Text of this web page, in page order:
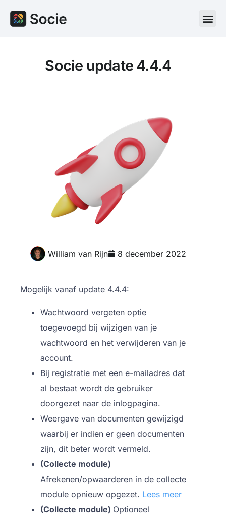
Socie update 4.4.4
William van Rijn 8 december 2022
Mogelijk vanaf update 4.4.4:
Wachtwoord vergeten optie
toegevoegd bij wijzigen van je
wachtwoord en het verwijderen van je
account.
Bij registratie met een e-mailadres dat
al bestaat wordt de gebruiker
doorgezet naar de inlogpagina.
Weergave van documenten gewijzigd
waarbij er indien er geen documenten
zijn, dit beter wordt vermeld.
(Collecte module)
Afrekenen/opwaarderen in de collecte
module opnieuw opgezet. Lees meer
(Collecte module) Optioneel